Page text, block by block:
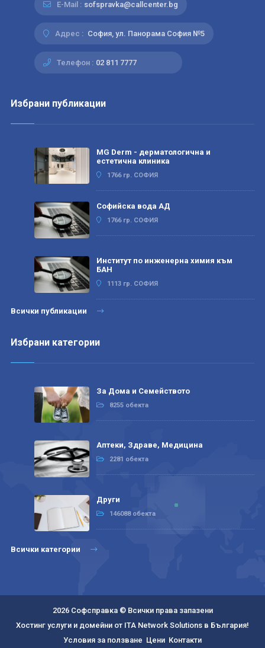
E-Mail : sofspravka@callcenter.bg
Адрес : София, ул. Панорама София №5
Телефон : 02 811 7777
Избрани публикации
MG Derm - дерматологична и
естетична клиника
1766 гр. СОФИЯ
Софийска вода АД
1766 гр. СОФИЯ
Институт по инженерна химия към
БАН
1113 гр. СОФИЯ
Всички публикации
Избрани категории
За Дома и Семейството
8255 обекта
Аптеки, Здраве, Медицина
2281 обекта
Други
146088 обекта
Всички категории
2026 Софсправка © Всички права запазени
Хостинг услуги и домейни от ITA Network Solutions в България!
Условия за ползване Цени Контакти